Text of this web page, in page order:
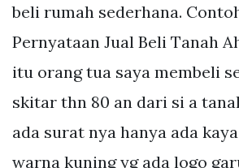
beli rumah sederhana.
Pernyataan Jual Beli Tanah
itu orang tua saya membeli
skitar thn 80 an dari si a
ada surat nya hanya ada
warna kuning yg ada logo